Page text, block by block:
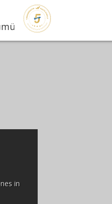
in